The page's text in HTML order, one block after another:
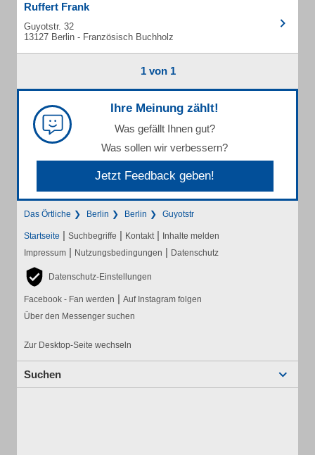
Ruffert Frank
Guyotstr. 32
13127 Berlin - Französisch Buchholz
1 von 1
Ihre Meinung zählt!
Was gefällt Ihnen gut?
Was sollen wir verbessern?
Jetzt Feedback geben!
Das Örtliche Berlin Berlin Guyotstr
Startseite | Suchbegriffe | Kontakt | Inhalte melden
Impressum | Nutzungsbedingungen | Datenschutz
Datenschutz-Einstellungen
Facebook - Fan werden | Auf Instagram folgen
Über den Messenger suchen
Zur Desktop-Seite wechseln
Suchen